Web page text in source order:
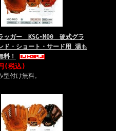
ッガー KSG-M00 硬式グラ
・ショート・サード用 湯も
料！
(税込)
型付け無料。